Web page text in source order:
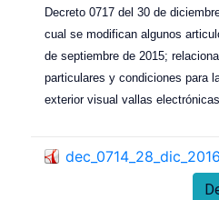
Decreto 0717 del 30 de
cual se modifican algunos
de septiembre de 2015;
particulares y condiciones para
exterior visual vallas
dec_0714_28_dic_2016